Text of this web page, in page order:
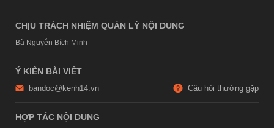
CHỊU TRÁCH NHIỆM QUẢN LÝ NỘI DUNG
Bà Nguyễn Bích Minh
Ý KIẾN BÀI VIẾT
bandoc@kenh14.vn Câu hỏi thường gặp
HỢP TÁC NỘI DUNG